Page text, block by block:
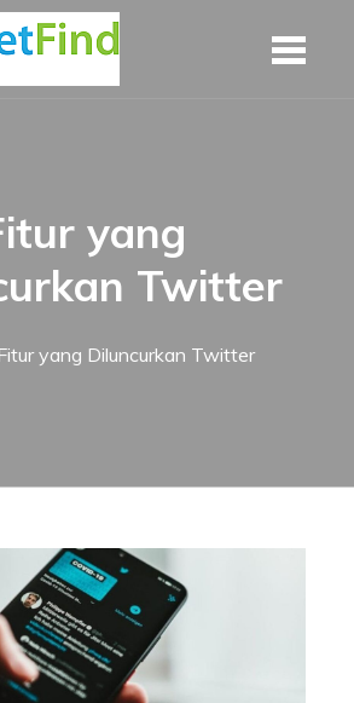
yang
Twitter
yang Diluncurkan Twitter